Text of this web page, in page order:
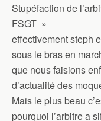
Stupéfaction de
FSGT »
effectivement steph
sous le bras en
que nous faisions
d’actualité des
Mais le plus beau
pourquoi l’arbitre a